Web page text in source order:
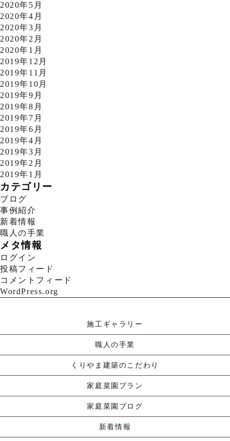
2020年5月
2020年4月
2020年3月
2020年2月
2020年1月
2019年12月
2019年11月
2019年10月
2019年9月
2019年8月
2019年7月
2019年6月
2019年4月
2019年3月
2019年2月
2019年1月
カテゴリー
ブログ
事例紹介
新着情報
職人の手業
メタ情報
ログイン
投稿フィード
コメントフィード
WordPress.org
施工ギャラリー
職人の手業
くりやま建築のこだわり
家庭菜園プラン
家庭菜園ブログ
新着情報